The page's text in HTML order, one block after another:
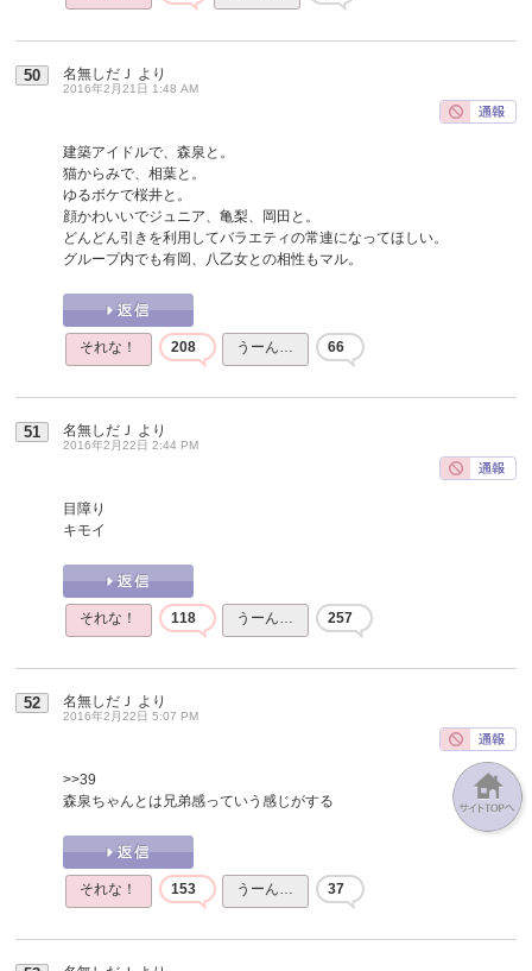
50 名無しだＪ より
2016年2月21日 1:48 AM
建築アイドルで、森泉と。
猫からみで、相葉と。
ゆるボケで桜井と。
顔かわいいでジュニア、亀梨、岡田と。
どんどん引きを利用してバラエティの常連になってほしい。
グループ内でも有岡、八乙女との相性もマル。
それな！ 208 うーん… 66
51 名無しだＪ より
2016年2月22日 2:44 PM
目障り
キモイ
それな！ 118 うーん… 257
52 名無しだＪ より
2016年2月22日 5:07 PM
>>39
森泉ちゃんとは兄弟感っていう感じがする
それな！ 153 うーん… 37